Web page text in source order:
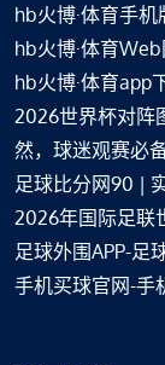
hb火博·体育手机
hb火博·体育
hb火博·体育app
2026世界杯对阵
然，球迷观赛必
足球比分网90 |
2026年国际足联
足球外围APP-足
手机买球官网-手